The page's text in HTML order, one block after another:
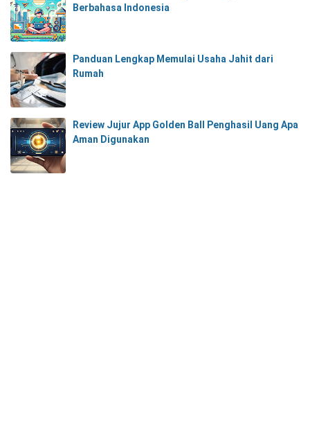
Berbahasa Indonesia
Panduan Lengkap Memulai Usaha Jahit dari
Rumah
Review Jujur App Golden Ball Penghasil Uang Apa
Aman Digunakan